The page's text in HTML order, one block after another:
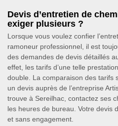
Devis d’entretien de
exiger plusieurs ?
Lorsque vous voulez confier
ramoneur professionnel, il est
des demandes de devis détaillés
effet, les tarifs d’une telle
double. La comparaison des tarifs
un devis auprès de l’entreprise
trouve à Sereilhac, contactez ses
les heures de bureau. Votre devis
et sans engagement.